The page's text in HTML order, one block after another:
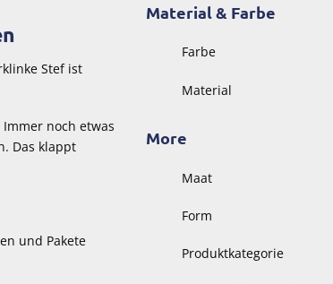
Stef ist
noch etwas
Das klappt
und Pakete
Material & Farbe
Farbe
Material
More
Maat
Form
Produktkategorie